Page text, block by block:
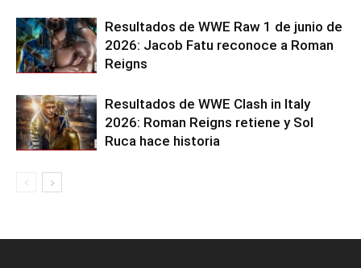
Resultados de WWE Raw 1 de junio de
2026: Jacob Fatu reconoce a Roman
Reigns
Resultados de WWE Clash in Italy
2026: Roman Reigns retiene y Sol
Ruca hace historia